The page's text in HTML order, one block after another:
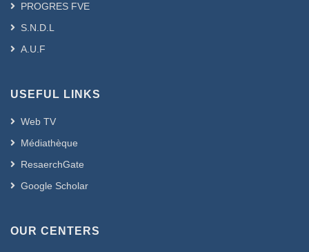
PROGRES FVE
S.N.D.L
A.U.F
USEFUL LINKS
Web TV
Médiathèque
ResaerchGate
Google Scholar
OUR CENTERS